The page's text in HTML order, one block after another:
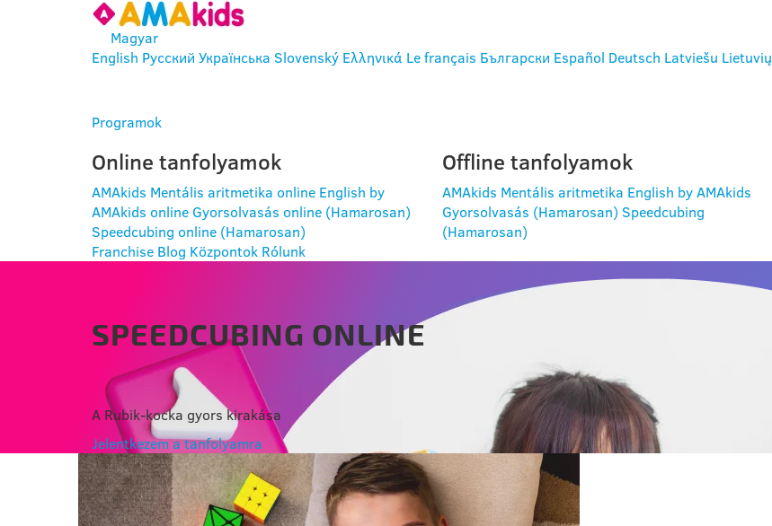
Magyar
English Русский Українська Slovenský Ελληνικά Le français Български Español Deutsch Latviešu Lietuvių
Programok
Online tanfolyamok
AMAkids Mentális aritmetika online English by
AMAkids online Gyorsolvasás online (Hamarosan)
Speedcubing online (Hamarosan)
Offline tanfolyamok
AMAkids Mentális aritmetika English by AMAkids
Gyorsolvasás (Hamarosan) Speedcubing
(Hamarosan)
Franchise Blog Központok Rólunk
SPEEDCUBING ONLINE
A Rubik-kocka gyors kirakása
Jelentkezem a tanfolyamra